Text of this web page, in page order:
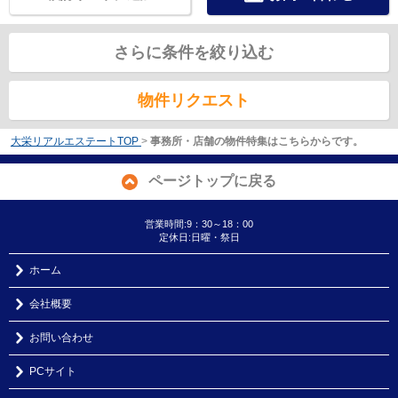
さらに条件を絞り込む
物件リクエスト
大栄リアルエステートTOP > 事務所・店舗の物件特集はこちらからです。
ページトップに戻る
営業時間:9：30～18：00
定休日:日曜・祭日
ホーム
会社概要
お問い合わせ
PCサイト